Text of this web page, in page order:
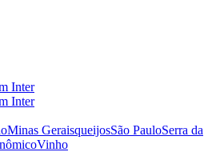
Minas GeraisqueijosSão PauloSerra da
Vinho